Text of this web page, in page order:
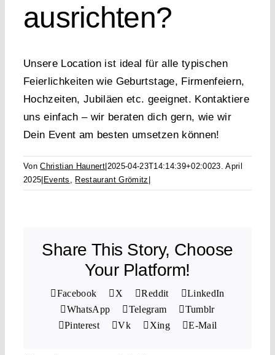
ausrichten?
Unsere Location ist ideal für alle typischen
Feierlichkeiten wie Geburtstage, Firmenfeiern,
Hochzeiten, Jubiläen etc. geeignet. Kontaktiere
uns einfach – wir beraten dich gern, wie wir
Dein Event am besten umsetzen können!
VonChristian Haunert 2025-04-23T14:14:39+02:0023. April
2025 Events , Restaurant Grömitz
Share This Story, Choose
Your Platform!
Facebook X Reddit
LinkedIn
WhatsApp
Telegram
Tumblr
Pinterest
Vk Xing E-Mail